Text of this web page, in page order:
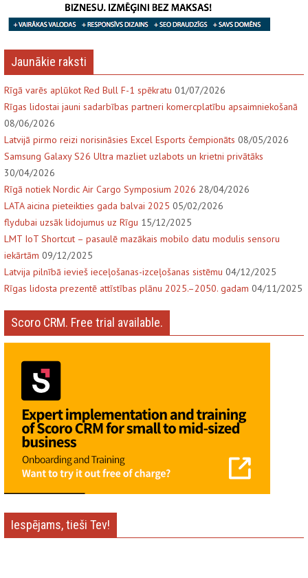
Jaunākie raksti
Rīgā varēs aplūkot Red Bull F-1 spēkratu 01/07/2026
Rīgas lidostai jauni sadarbības partneri komercplatību apsaimniekošanā
08/06/2026
Latvijā pirmo reizi norisināsies Excel Esports čempionāts 08/05/2026
Samsung Galaxy S26 Ultra mazliet uzlabots un krietni privātāks
30/04/2026
Rīgā notiek Nordic Air Cargo Symposium 2026 28/04/2026
LATA aicina pieteikties gada balvai 2025 05/02/2026
flydubai uzsāk lidojumus uz Rīgu 15/12/2025
LMT IoT Shortcut – pasaulē mazākais mobilo datu modulis sensoru
iekārtām 09/12/2025
Latvija pilnībā ievieš ieceļošanas-izceļošanas sistēmu 04/12/2025
Rīgas lidosta prezentē attīstības plānu 2025.–2050. gadam 04/11/2025
Scoro CRM. Free trial available.
Iespējams, tieši Tev!